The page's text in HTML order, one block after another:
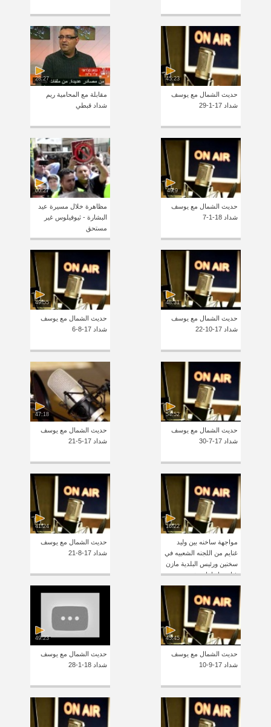
45:23
حديث الشمال مع يوسف
شداد 17-1-29
28:27
مقابلة مع المحامية ريم
شداد قبطي
49:9
حديث الشمال مع يوسف
شداد 18-1-7
00:27
مظاهرة خلال مسيرة عيد
البشارة - ثيوفيلوس غير
مستحق
48:31
حديث الشمال مع يوسف
شداد 17-10-22
49:55
حديث الشمال مع يوسف
شداد 17-8-6
54:52
حديث الشمال مع يوسف
شداد 17-7-30
47:18
حديث الشمال مع يوسف
شداد 17-5-21
16:22
مواجهة ساخنه بين وليد
غنايم من اللجنه الشعبيه في
سخنين ورئيس البلدية مازن
غنايم وإتهامات شديده
41:24
حديث الشمال مع يوسف
شداد 17-8-21
45:45
حديث الشمال مع يوسف
شداد 17-9-10
49:23
حديث الشمال مع يوسف
شداد 18-1-28